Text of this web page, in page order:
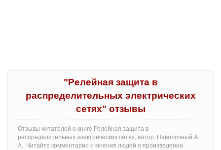
"Релейная защита в
распределительных электрических
сетях" отзывы
Отзывы читателей о книге Релейная защита в
распределительных электрических сетях, автор: Наволочный А.
А.. Читайте комментарии и мнения людей о произведении.